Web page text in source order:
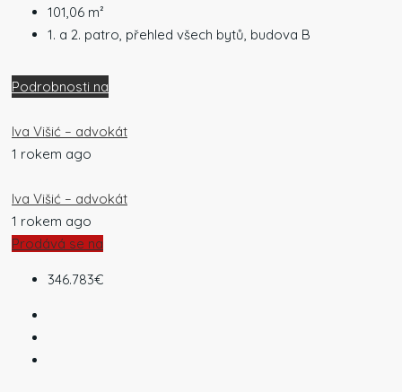
101,06 m²
1. a 2. patro, přehled všech bytů, budova B
Podrobnosti na
Iva Višić – advokát
1 rokem ago
Iva Višić – advokát
1 rokem ago
Prodává se na
346.783€